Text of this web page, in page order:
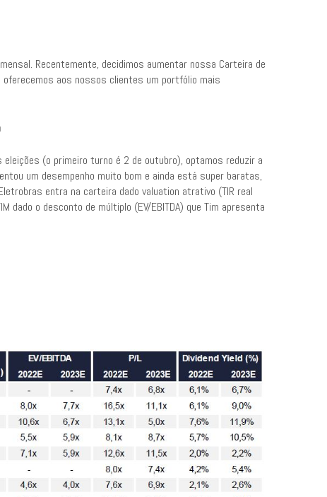
Recentemente, decidimos aumentar nossa Carteira de
oferecemos aos nossos clientes um portfólio mais
(o primeiro turno é 2 de outubro), optamos reduzir a
um desempenho muito bom e ainda está super baratas,
entra na carteira dado valuation atrativo (TIR real
dado o desconto de múltiplo (EV/EBITDA) que Tim apresenta